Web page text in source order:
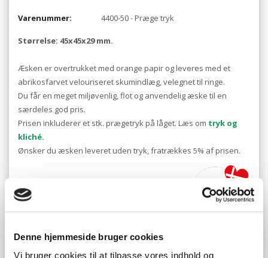
Denne hjemmeside bruger cookies
Vi bruger cookies til at tilpasse vores indhold og
Varenummer: 4400-50 - Præge tryk
Størrelse: 45x45x29 mm.
Æsken er overtrukket med orange papir og leveres med et
abrikosfarvet velouriseret skumindlæg, velegnet til ringe.
Du får en meget miljøvenlig, flot og anvendelig æske til en
særdeles god pris.
Prisen inkluderer et stk. prægetryk på låget. Læs om tryk og
kliché.
Ønsker du æsken leveret uden tryk, fratrækkes 5% af prisen.